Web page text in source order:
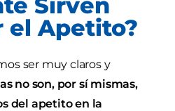
el Apetito?
ser muy claros y
no son, por sí mismas,
del apetito en la